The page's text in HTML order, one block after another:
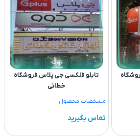
تابلو فلکسی جی پلاس فروشگاه
خطائی
مشخصات محصول
تماس بگیرید